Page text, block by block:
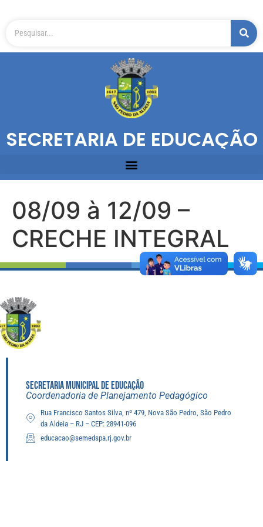
SECRETARIA DE EDUCAÇÃO
08/09 à 12/09 –
CRECHE INTEGRAL
SECRETARIA MUNICIPAL DE EDUCAÇÃO
Coordenadoria de Planejamento Pedagógico
Rua Francisco Santos Silva, nº 479, Nova São Pedro, São Pedro
da Aldeia – RJ – CEP: 28941-096
educacao@semedspa.rj.gov.br